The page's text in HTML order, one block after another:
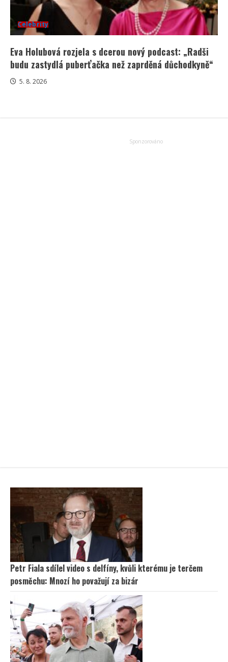
Celebrity
Eva Holubová rozjela s dcerou nový podcast: „Radši
budu zastydlá puberťačka než zaprděná důchodkyně“
5. 8. 2026
Petr Fiala sdílel video s delfíny, kvůli kterému je terčem
posměchu: Mnozí ho považují za bizár